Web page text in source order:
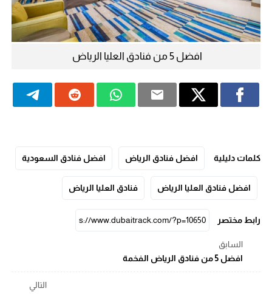
افضل 5 من فنادق العليا الرياض
كلمات دليلية افضل فنادق الرياض افضل فنادق السعودية
افضل فنادق العليا الرياض فنادق العليا الرياض
رابط مختصر
السابق
افضل 5 من فنادق الرياض الفخمة
التالي